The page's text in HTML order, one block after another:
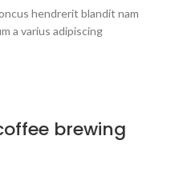
hendrerit blandit nam
a varius adipiscing
brewing